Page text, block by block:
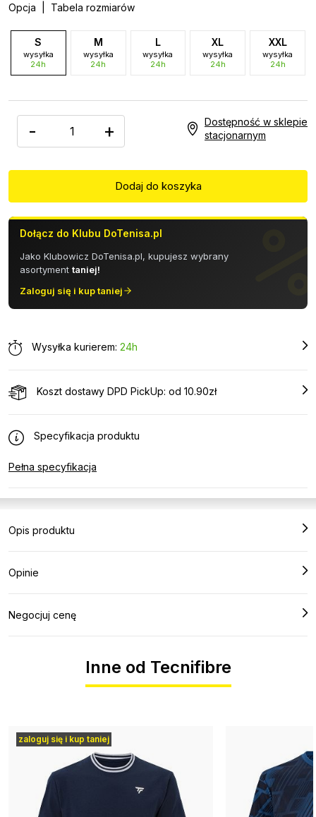
Opcja | Tabela rozmiarów
S
wysyłka
24h
M
wysyłka
24h
L
wysyłka
24h
XL
wysyłka
24h
XXL
wysyłka
24h
- +
Dostępność w sklepie
stacjonarnym
Dołącz do Klubu DoTenisa.pl
Jako Klubowicz DoTenisa.pl, kupujesz wybrany
asortyment taniej!
Zaloguj się i kup taniej
Wysyłka kurierem: 24h
Koszt dostawy DPD PickUp: od 10.90zł
Specyfikacja produktu
Pełna specyfikacja
Opis produktu
Opinie
Negocjuj cenę
Inne od Tecnifibre
zaloguj się i kup taniej